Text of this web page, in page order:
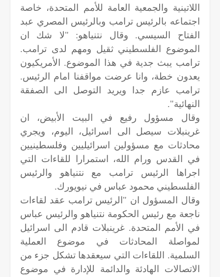
اللاتينية والجمعية العامة للأمم المتحدة، خاصة
اجتماعه بالرئيس ترامب وبالرئيس المصري عبد
الفتاح السيسي. وقال نتنياهو: "لا شك ان
الموضوع الفلسطيني ثقيل ومهم لدى ترامب.
ترامب يبث جدية في هذا الموضوع. الأمريكيون
يعدون خطة، وانا عرضت مواقفنا امام الرئيس.
ترامب عازم جدا ويريد التوصل الى الصفقة
النهائية".
وقال مسؤول رفيع في البيت الأبيض، ان
غرينبلات سيصل الى اسرائيل، اليوم، ويجري
محادثات مع مسؤولين اسرائيليين وفلسطينيين
في القدس ورام الله، استمرارا للقاءات التي
اجراها الرئيس ترامب مع نتنياهو والرئيس
الفلسطيني محمود عباس في نيويورك.
وقال المسؤول ان "الرئيس ترامب عقد لقاءات
ناجعة مع رئيس الحكومة نتنياهو والرئيس عباس
في الأمم المتحدة. غرينبلات قادم الى اسرائيل
لمواصلة المحادثات في موضوع العملية
السلمية. اللقاءات التي سيعقدها تشكل جزء من
الاتصالات الهادئة والدائمة للإدارة في موضوع